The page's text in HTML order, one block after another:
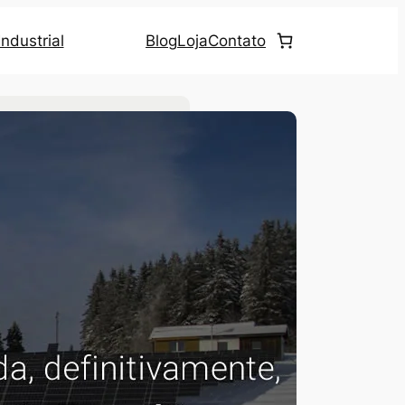
BlogLojaContato
Eficiência Energética(23)
Iluminação LED (69)
Iluminação Pública
Notícias(20)
Ultrassom(2)